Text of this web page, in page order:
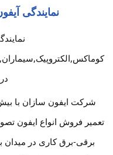
نمایندگی
شرکت ایفون سازان با
تعمیر فروش انواع ایفون
برقی-برق کاری در